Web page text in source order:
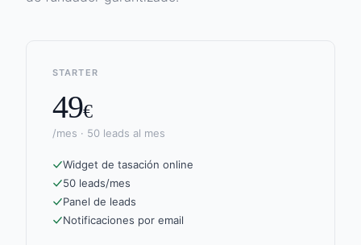
STARTER
49€
/mes · 50 leads al mes
Widget de tasación online
50 leads/mes
Panel de leads
Notificaciones por email